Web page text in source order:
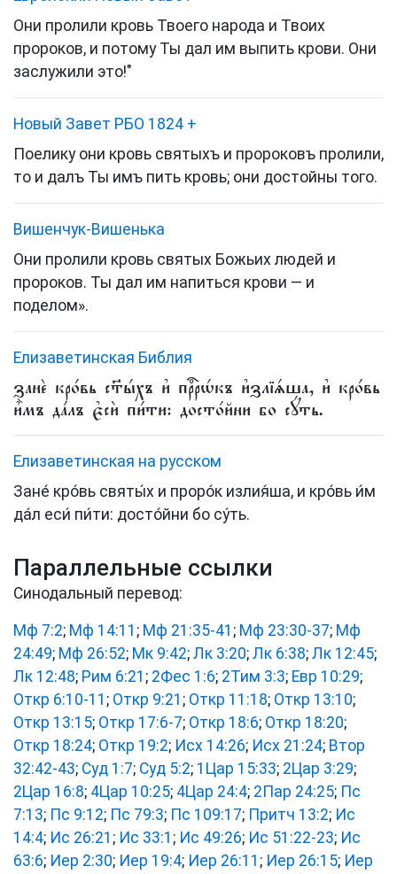
Они пролили кровь Твоего народа и Твоих
пророков, и потому Ты дал им выпить крови. Они
заслужили это!"
Новый Завет РБО 1824 +
Поелику они кровь святыхъ и пророковъ пролили,
то и далъ Ты имъ пить кровь; они достойны того.
Вишенчук-Вишенька
Они пролили кровь святых Божьих людей и
пророков. Ты дал им напиться крови — и
поделом».
Елизаветинская Библия
занѐ кро́вь ст҃ы́хъ и҆ прⷪ҇рѡ́къ и҆злїѧ́ша, и҆ кро́вь
и҆̀мъ да́лъ є҆сѝ пи́ти: досто́йни бо сꙋ́ть.
Елизаветинская на русском
Зане́ кро́вь святы́х и проро́к излия́ша, и кро́вь и́м
да́л еси́ пи́ти: досто́йни бо су́ть.
Параллельные ссылки
Синодальный перевод:
Мф 7:2; Мф 14:11 ; Мф 21:35-41 ; Мф 23:30-37; Мф
24:49; Мф 26:52; Мк 9:42; Лк 3:20; Лк 6:38; Лк 12:45;
Лк 12:48; Рим 6:21 ; 2Фес 1:6; 2Тим 3:3; Евр 10:29;
Откр 6:10-11 ; Откр 9:21 ; Откр 11:18; Откр 13:10;
Откр 13:15; Откр 17:6-7; Откр 18:6; Откр 18:20;
Откр 18:24; Откр 19:2; Исх 14:26; Исх 21:24; Втор
32:42-43; Суд 1:7; Суд 5:2; 1Цар 15:33; 2Цар 3:29;
2Цар 16:8; 4Цар 10:25; 4Цар 24:4; 2Пар 24:25; Пс
7:13; Пс 9:12; Пс 79:3; Пс 109:17; Притч 13:2; Ис
14:4; Ис 26:21 ; Ис 33:1 ; Ис 49:26; Ис 51:22-23; Ис
63:6; Иер 2:30; Иер 19:4; Иер 26:11 ; Иер 26:15; Иер